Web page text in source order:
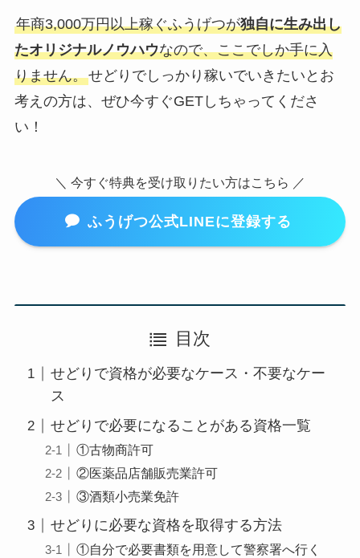
年商3,000万円以上稼ぐふうげつが独自に生み出し
たオリジナルノウハウなので、ここでしか手に入
りません。せどりでしっかり稼いでいきたいとお
考えの方は、ぜひ今すぐGETしちゃってくださ
い！
＼ 今すぐ特典を受け取りたい方はこちら ／
ふうげつ公式LINEに登録する
目次
せどりで資格が必要なケース・不要なケー
ス
せどりで必要になることがある資格一覧
①古物商許可
②医薬品店舗販売業許可
③酒類小売業免許
せどりに必要な資格を取得する方法
①自分で必要書類を用意して警察署へ行く